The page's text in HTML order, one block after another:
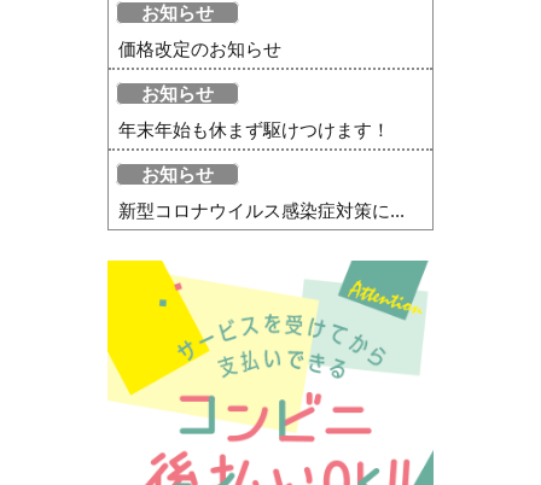
お知らせ
価格改定のお知らせ
お知らせ
年末年始も休まず駆けつけます！
お知らせ
新型コロナウイルス感染症対策に...